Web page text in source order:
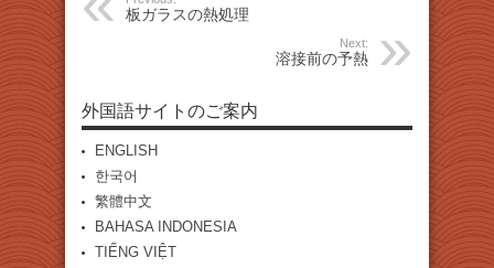
板ガラスの熱処理
Next:
溶接前の予熱
外国語サイトのご案内
ENGLISH
한국어
繁體中文
BAHASA INDONESIA
TIẾNG VIỆT